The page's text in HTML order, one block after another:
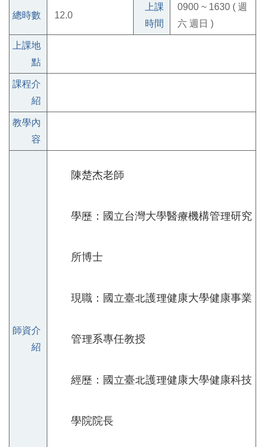
總時數 12.0
上課
時間
0900 ~ 1630 ( 週
六 週日 )
上課地
點
課程介
紹
教學內
容
師資介
紹
陳楚杰老師
學歷：國立台灣大學醫療機構管理研究
所博士
現職：國立臺北護理健康大學健康事業
管理系專任教授
經歷：國立臺北護理健康大學健康科技
學院院長